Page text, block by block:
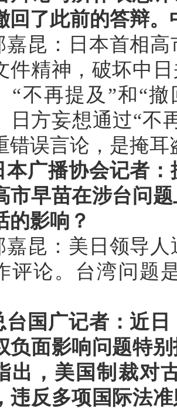
回了此前的答辩
嘉昆：日本首相
件精神，破坏中
“不再提及”和“
日方妄想通过“不
错误言论，是掩
本广播协会记者
市早苗在涉台问
的影响？
嘉昆：美日领导
评论。台湾问题
台国广记者：近
负面影响问题特
出，美国制裁对
违反多项国际法